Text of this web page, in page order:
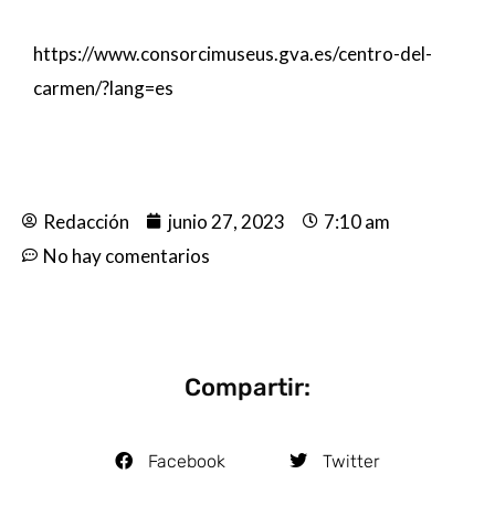
https://www.consorcimuseus.gva.es/centro-del-
carmen/?lang=es
Redacción junio 27, 2023
7:10 am
No hay comentarios
Compartir:
Facebook Twitter